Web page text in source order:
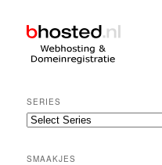
SERIES
SMAAKJES